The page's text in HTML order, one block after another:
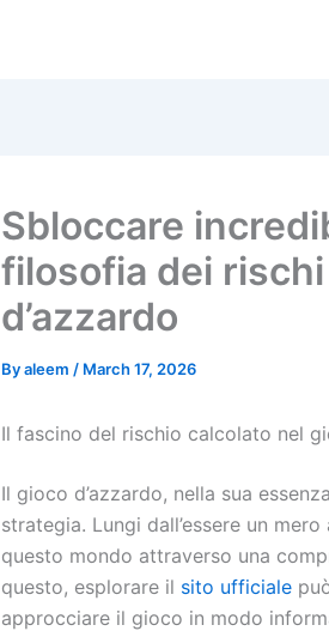
Sbloccare
filosofia dei
d’azzardo
Byaleem / March 17, 2026
Il fascino del rischio calcolato nel
Il gioco d’azzardo, nella sua
strategia. Lungi dall’essere un
questo mondo attraverso una
questo, esplorare il sito ufficiale
approcciare il gioco in modo